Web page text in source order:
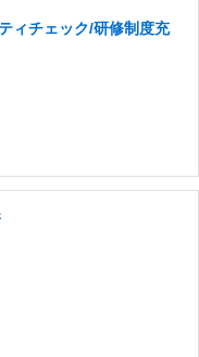
ィチェック/研修制度充